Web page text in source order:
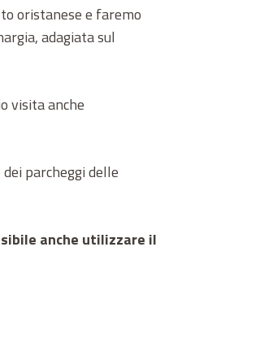
oristanese e faremo
adagiata sul
visita anche
parcheggi delle
anche utilizzare il